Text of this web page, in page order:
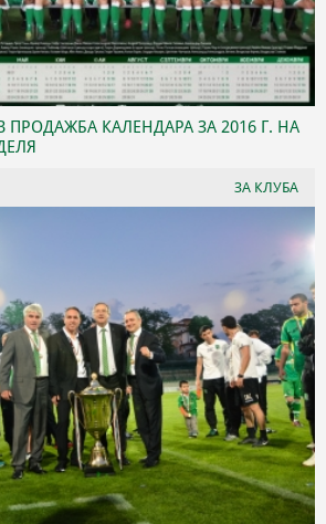
ПРОДАЖБА КАЛЕНДАРА ЗА 2016 Г. НА
ЗА КЛУБА